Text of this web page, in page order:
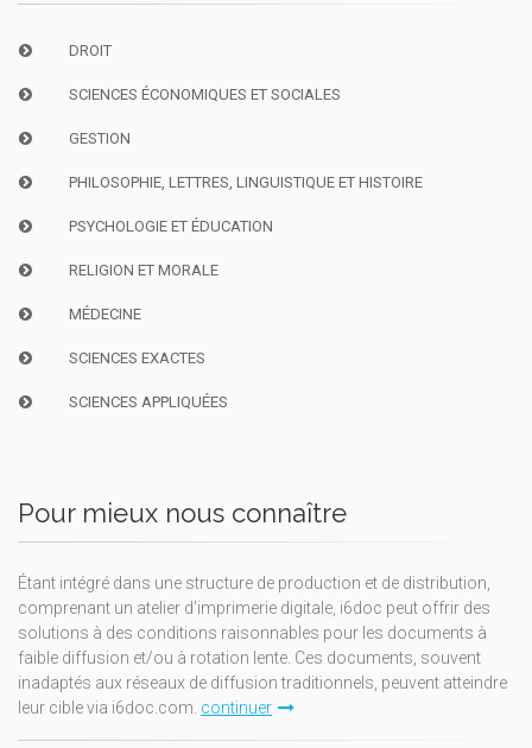
DROIT
SCIENCES ÉCONOMIQUES ET SOCIALES
GESTION
PHILOSOPHIE, LETTRES, LINGUISTIQUE ET HISTOIRE
PSYCHOLOGIE ET ÉDUCATION
RELIGION ET MORALE
MÉDECINE
SCIENCES EXACTES
SCIENCES APPLIQUÉES
Pour mieux nous connaître
Étant intégré dans une structure de production et de distribution,
comprenant un atelier d'imprimerie digitale, i6doc peut offrir des
solutions à des conditions raisonnables pour les documents à
faible diffusion et/ou à rotation lente. Ces documents, souvent
inadaptés aux réseaux de diffusion traditionnels, peuvent atteindre
leur cible via i6doc.com. continuer